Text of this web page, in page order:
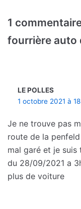
1
fourrière auto
LE POLLES
1 octobre 2021 à
Je ne trouve pas
route de la penfeld
mal garé et je suis
du 28/09/2021 a
plus de voiture